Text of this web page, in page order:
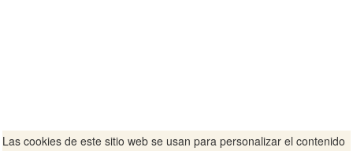
Las cookies de este sitio web se usan para personalizar el contenido